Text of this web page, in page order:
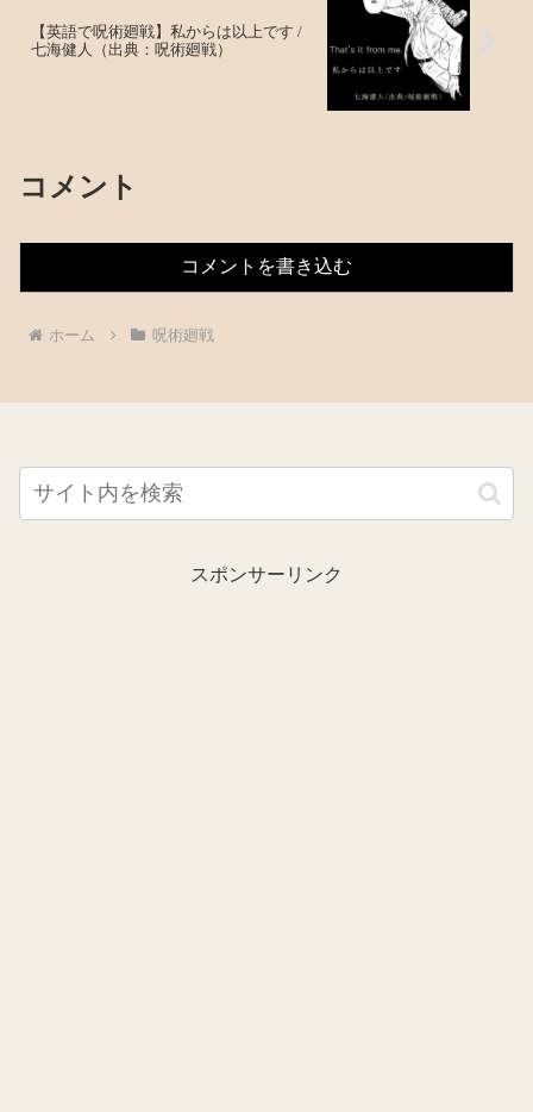
【英語で呪術廻戦】私からは以上です /
七海健人（出典：呪術廻戦）
コメント
コメントを書き込む
ホーム 呪術廻戦
スポンサーリンク